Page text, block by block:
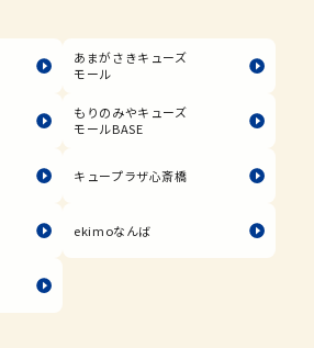
あまがさきキューズ
モール
もりのみやキューズ
モールBASE
キュープラザ心斎橋
ekimoなんば